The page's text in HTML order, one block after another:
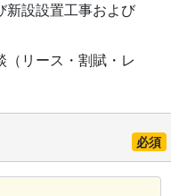
新設設置工事および
（リース・割賦・レ
必須